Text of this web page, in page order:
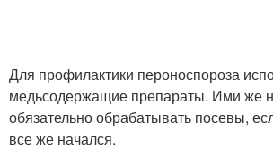
Для профилактики пероноспороза
медьсодержащие препараты. Ими же
обязательно обрабатывать посевы,
все же начался.